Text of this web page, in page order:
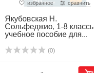
избранное сравнить
Якубовская Н.
Сольфеджио, 1-8
учебное пособие для...
(0)